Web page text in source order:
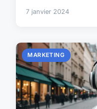
7 janvier 2024
MARKETING